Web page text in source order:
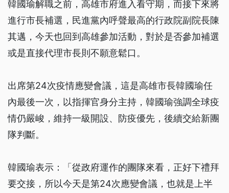
韓國瑜解職之前，高雄市府進入看守期，而接下來將
進行市長補選，民進黨內呼聲最高的行政院副院長陳
其邁，今天也回到高雄參加活動，對於是否參加補選
或是直接代理市長則不願意鬆口。
出席第24次疫情應變會議，這是高雄市長韓國瑜任
內最後一次，以指揮官身分主持，韓國瑜強調全球疫
情仍嚴峻，維持一級開設、防疫優先，後續交給新團
隊判斷。
韓國瑜表示：「從政府運作的團隊來看，正好下禮拜
要交接，所以今天是第24次應變會議，也就是上半